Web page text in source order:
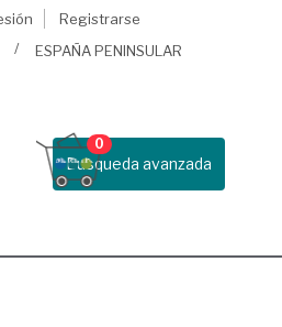
Registrarse
ESPAÑA PENINSULAR
Busqueda avanzada
0